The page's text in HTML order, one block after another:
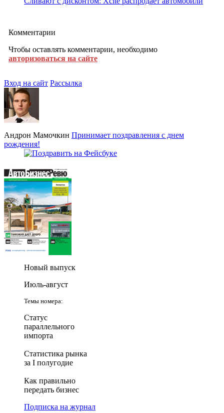
Комментарии
Чтобы оставлять комментарии, необходимо
авторизоваться на сайте
Вход на сайт Рассылка
Андрон Мамочкин Принимает поздравления с днем
рождения!
Новый выпуск
Июль-август
Темы номера:
Статус
параллельного
импорта
Статистика рынка
за I полугодие
Как правильно
передать бизнес
Подписка на журнал